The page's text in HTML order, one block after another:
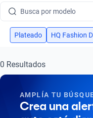
Busca por modelo
Busca por versión
Busca por marca
Busca por modelo
Plateado HQ Fashion
0 Resultados
AMPLÍA TU
Crea una